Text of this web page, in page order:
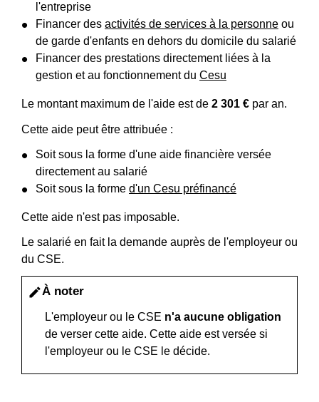
l'entreprise
Financer des activités de services à la personne ou
de garde d'enfants en dehors du domicile du salarié
Financer des prestations directement liées à la
gestion et au fonctionnement du Cesu
Le montant maximum de l'aide est de 2 301 € par an.
Cette aide peut être attribuée :
Soit sous la forme d'une aide financière versée
directement au salarié
Soit sous la forme d'un Cesu préfinancé
Cette aide n'est pas imposable.
Le salarié en fait la demande auprès de l'employeur ou
du CSE.
editÀ noter
L'employeur ou le CSE n'a aucune obligation
de verser cette aide. Cette aide est versée si
l'employeur ou le CSE le décide.